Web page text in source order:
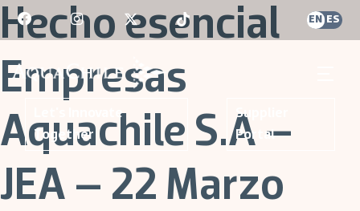
Skip
EN ES
AquaChile
AquaChile
Let's Innovate
Together
Supplier
Portal
Hecho esencial
Empresas
Aquachile S.A –
JEA – 22 Marzo